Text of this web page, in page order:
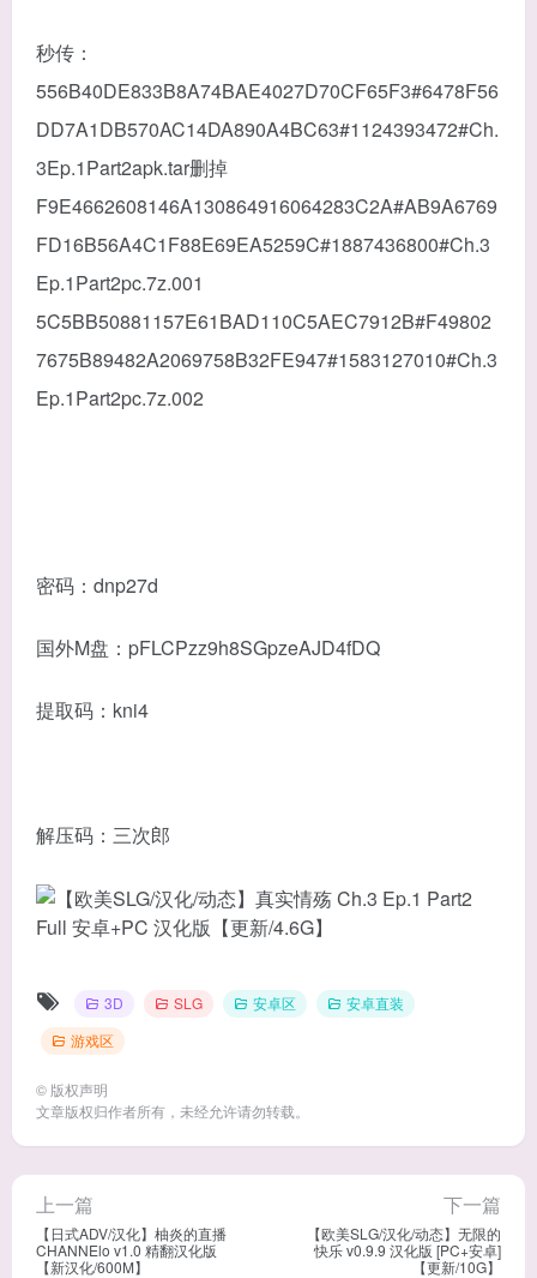
秒传：
556B40DE833B8A74BAE4027D70CF65F3#6478F56
DD7A1DB570AC14DA890A4BC63#1124393472#Ch.
3Ep.1Part2apk.tar删掉
F9E4662608146A130864916064283C2A#AB9A6769
FD16B56A4C1F88E69EA5259C#1887436800#Ch.3
Ep.1Part2pc.7z.001
5C5BB50881157E61BAD110C5AEC7912B#F49802
7675B89482A2069758B32FE947#1583127010#Ch.3
Ep.1Part2pc.7z.002
密码：dnp27d
国外M盘：pFLCPzz9h8SGpzeAJD4fDQ
提取码：kni4
解压码：三次郎
3D SLG 安卓区
安卓直装
游戏区
© 版权声明
文章版权归作者所有，未经允许请勿转载。
上一篇
【日式ADV/汉化】柚炎的直播
CHANNElo v1.0 精翻汉化版
【新汉化/600M】
下一篇
【欧美SLG/汉化/动态】无限的
快乐 v0.9.9 汉化版 [PC+安卓]
【更新/10G】